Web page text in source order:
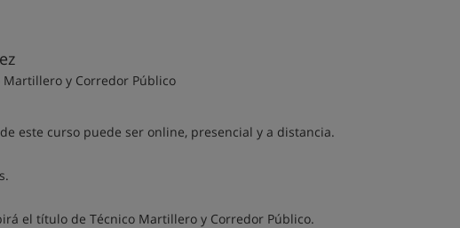
Martillero y Corredor Público
este curso puede ser online, presencial y a distancia.
el título de Técnico Martillero y Corredor Público.